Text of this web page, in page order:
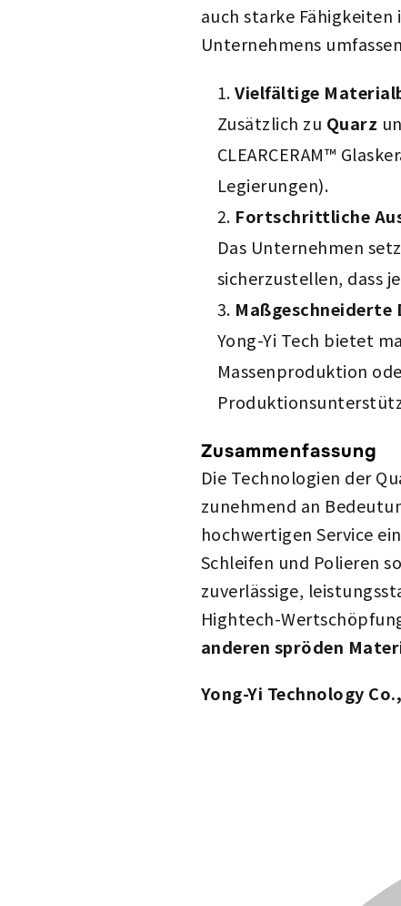
auch starke
Unternehmens
Vielfältige
Zusätzlich zu Quarz
CLEARCERAM™
Legierungen).
Fortschrittliche
Das Unternehmen
sicherzustellen, dass
Maßgeschneiderte
Yong-Yi Tech bietet
Massenproduktion
Zusammenfassung
Die Technologien der
zunehmend an
hochwertigen Service
Schleifen und Polieren
zuverlässige,
Hightech-
anderen spröden
Yong-Yi Technology